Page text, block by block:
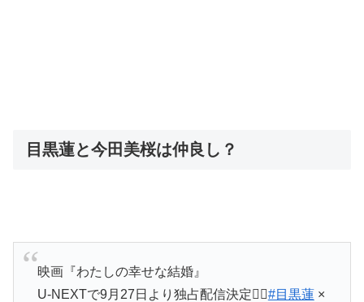
目黒蓮と今田美桜は仲良し？
映画『わたしの幸せな結婚』
U-NEXTで9月27日より独占配信決定💁‍♀️#目黒蓮×